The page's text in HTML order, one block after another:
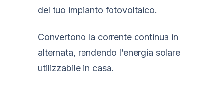
del tuo impianto fotovoltaico.
Convertono la corrente continua in
alternata, rendendo l’energia solare
utilizzabile in casa.